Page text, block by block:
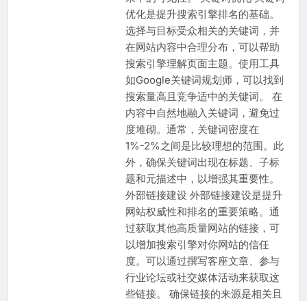
优化是提升搜索引擎排名的基础。
选择与目标受众相关的关键词，并
在网站内容中合理分布，可以帮助
搜索引擎理解页面主题。使用工具
如Google关键词规划师，可以找到
搜索量高且竞争适中的关键词。 在
内容中自然地融入关键词，避免过
度堆砌。通常，关键词密度在
1%-2%之间是比较理想的范围。此
外，确保关键词出现在标题、子标
题和元描述中，以增强其重要性。
外部链接建设 外部链接建设是提升
网站权威性和排名的重要策略。通
过获取其他高质量网站的链接，可
以增加搜索引擎对你网站的信任
度。可以通过撰写客座文章、参与
行业论坛或社交媒体活动来获取这
些链接。 确保链接的来源是相关且